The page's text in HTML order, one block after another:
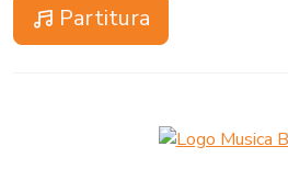
Partitura